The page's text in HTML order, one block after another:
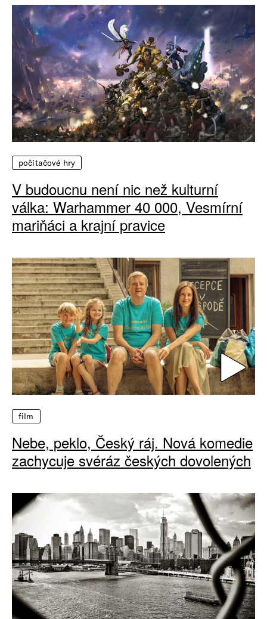
počítačové hry
V budoucnu není nic než kulturní
válka: Warhammer 40 000, Vesmírní
mariňáci a krajní pravice
film
Nebe, peklo, Český ráj. Nová komedie
zachycuje svéráz českých dovolených